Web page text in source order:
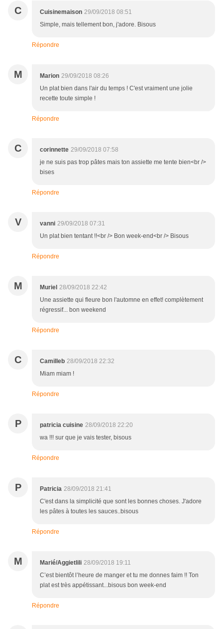
C Cuisinemaison 29/09/2018 08:51
Simple, mais tellement bon, j'adore. Bisous
Répondre
M Marion 29/09/2018 08:26
Un plat bien dans l'air du temps ! C'est vraiment une jolie
recette toute simple !
Répondre
C corinnette 29/09/2018 07:58
je ne suis pas trop pâtes mais ton assiette me tente bien<br />
bises
Répondre
V vanni 29/09/2018 07:31
Un plat bien tentant !!<br /> Bon week-end<br /> Bisous
Répondre
M Muriel 28/09/2018 22:42
Une assiette qui fleure bon l'automne en effet! complètement
régressif... bon weekend
Répondre
C Camilleb 28/09/2018 22:32
Miam miam !
Répondre
P patricia cuisine 28/09/2018 22:20
wa !!! sur que je vais tester, bisous
Répondre
P Patricia 28/09/2018 21:41
C'est dans la simplicité que sont les bonnes choses. J'adore
les pâtes à toutes les sauces..bisous
Répondre
M Marié/Aggietlili 28/09/2018 19:11
C’est bientôt l’heure de manger et tu me donnes faim !! Ton
plat est très appétissant...bisous bon week-end
Répondre